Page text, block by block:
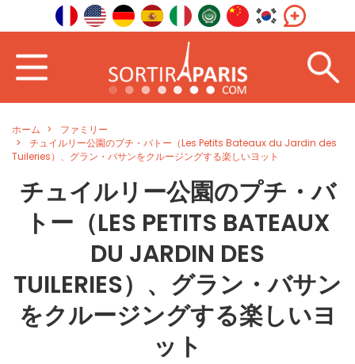
ホーム
ファミリー
チュイルリー公園のプチ・バトー（Les Petits Bateaux du Jardin des
Tuileries）、グラン・バサンをクルージングする楽しいヨット
チュイルリー公園のプチ・バ
トー（LES PETITS BATEAUX
DU JARDIN DES
TUILERIES）、グラン・バサン
をクルージングする楽しいヨ
ット